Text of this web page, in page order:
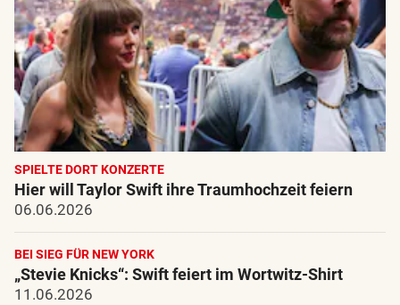
SPIELTE DORT KONZERTE
Hier will Taylor Swift ihre Traumhochzeit feiern
06.06.2026
BEI SIEG FÜR NEW YORK
„Stevie Knicks“: Swift feiert im Wortwitz-Shirt
11.06.2026